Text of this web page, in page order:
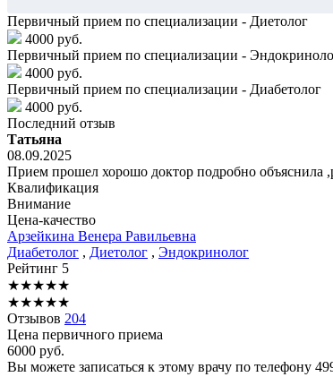
Первичный прием по специализации - Диетолог
4000 руб.
Первичный прием по специализации -
4000 руб.
Первичный прием по специализации - Диабетолог
4000 руб.
Последний отзыв
Татьяна
08.09.2025
Прием прошел хорошо доктор подробно объяснила
Квалификация
Внимание
Цена-качество
Арзейкина Венера Равильевна
Диабетолог , Диетолог , Эндокринолог
Рейтинг 5
★★★★★
★★★★★
Отзывов 204
Цена первичного приема
6000 руб.
Вы можете записаться к этому врачу по телефону